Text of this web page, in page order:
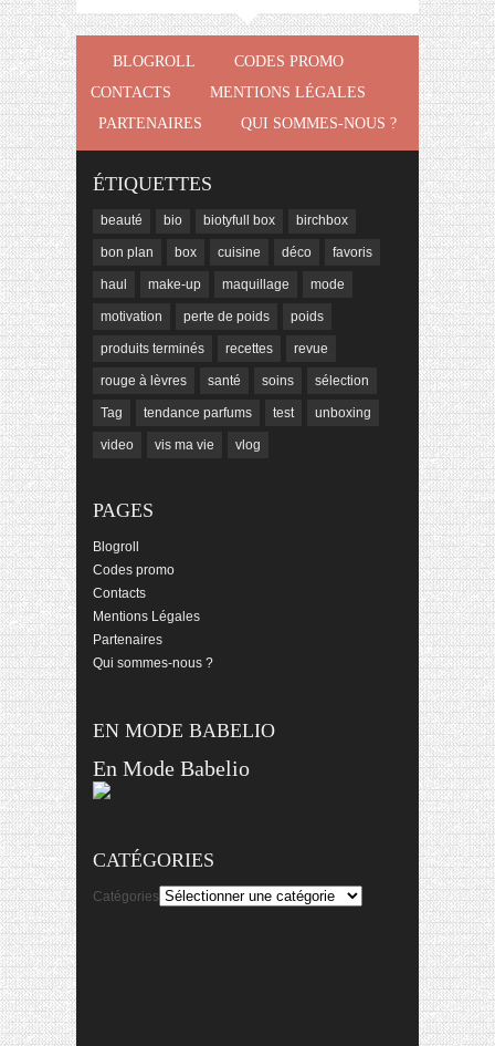
BLOGROLL
CODES PROMO
CONTACTS
MENTIONS LÉGALES
PARTENAIRES
QUI SOMMES-NOUS ?
ÉTIQUETTES
beauté bio biotyfull box birchbox
bon plan box cuisine déco favoris
haul make-up maquillage mode
motivation perte de poids poids
produits terminés recettes revue
rouge à lèvres santé soins sélection
Tag tendance parfums test unboxing
video vis ma vie vlog
PAGES
Blogroll
Codes promo
Contacts
Mentions Légales
Partenaires
Qui sommes-nous ?
EN MODE BABELIO
En Mode Babelio
CATÉGORIES
Catégories